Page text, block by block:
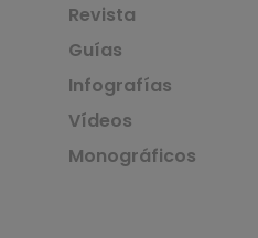
Revista
Guías
Infografías
Vídeos
Monográficos